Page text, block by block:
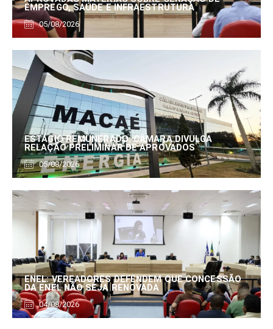
EMPREGO, SAÚDE E INFRAESTRUTURA
05/08/2026
ESTÁGIO REMUNERADO: CÂMARA DIVULGA
RELAÇÃO PRELIMINAR DE APROVADOS
05/08/2026
ENEL: VEREADORES DEFENDEM QUE CONCESSÃO
DA ENEL NÃO SEJA RENOVADA
04/08/2026